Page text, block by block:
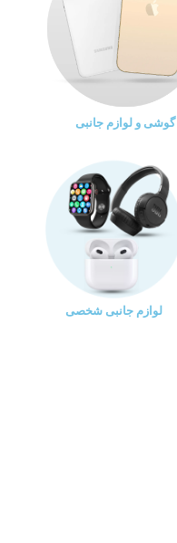
گوشی و لوازم جانبی
لوازم جانبی شخصی